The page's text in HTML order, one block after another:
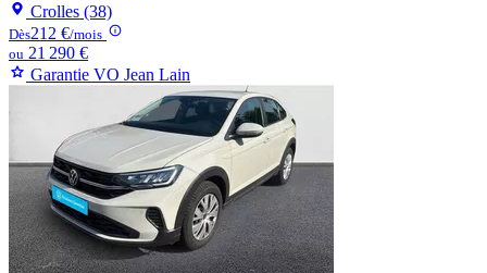
Crolles (38)
Dès212 €/mois
ou 21 290 €
Garantie VO Jean Lain